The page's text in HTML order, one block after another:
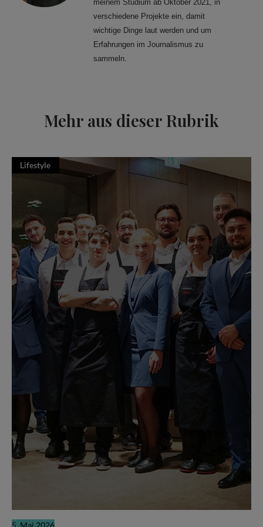
meinem Studium ab Oktober 2021, in
verschiedene Projekte ein, damit
wichtige Dinge laut werden und um
Erfahrungen im Journalismus zu
sammeln.
Mehr aus dieser Rubrik
Lifestyle